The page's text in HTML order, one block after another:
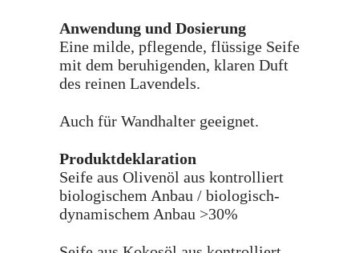
Anwendung und Dosierung
Eine milde, pflegende, flüssige Seife
mit dem beruhigenden, klaren Duft
des reinen Lavendels.
Auch für Wandhalter geeignet.
Produktdeklaration
Seife aus Olivenöl aus kontrolliert
biologischem Anbau / biologisch-
dynamischem Anbau >30%